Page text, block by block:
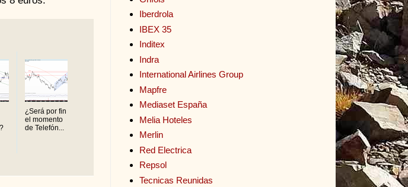
¿Será por fin
el momento
de Telefón...
Iberdrola
IBEX 35
Inditex
Indra
International Airlines Group
Mapfre
Mediaset España
Melia Hoteles
Merlin
Red Electrica
Repsol
Tecnicas Reunidas